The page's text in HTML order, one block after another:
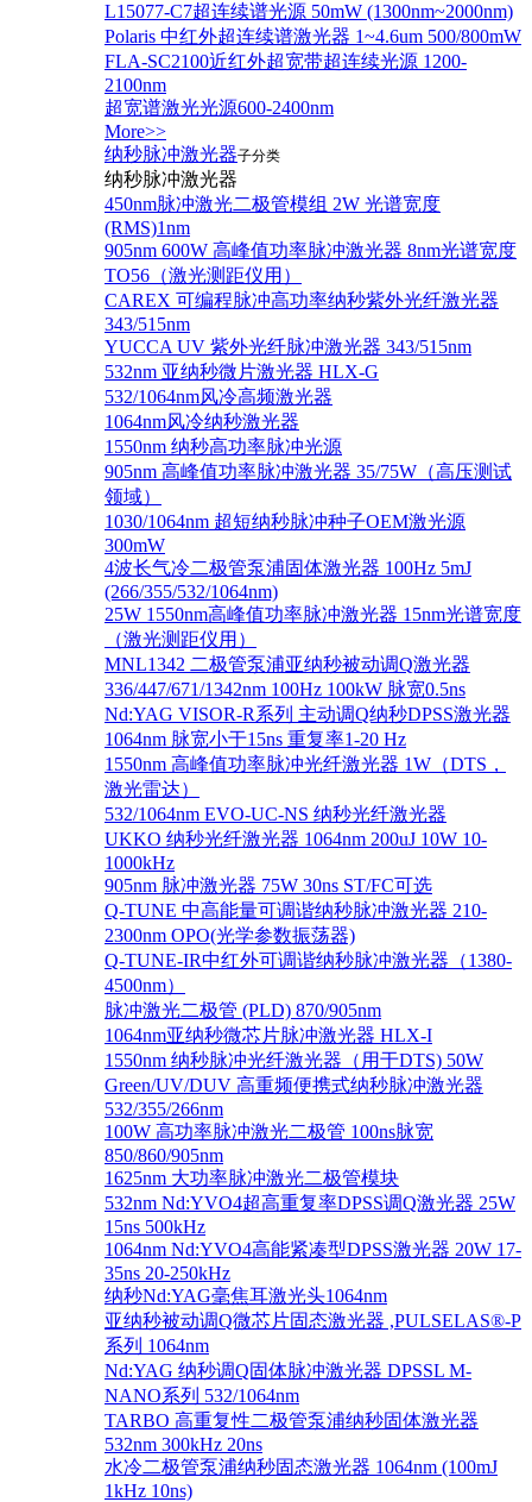
L15077-C7超连续谱光源 50mW (1300nm~2000nm)
Polaris 中红外超连续谱激光器 1~4.6um 500/800mW
FLA-SC2100近红外超宽带超连续光源 1200-
2100nm
超宽谱激光光源600-2400nm
More>>
纳秒脉冲激光器子分类
纳秒脉冲激光器
450nm脉冲激光二极管模组 2W 光谱宽度
(RMS)1nm
905nm 600W 高峰值功率脉冲激光器 8nm光谱宽度
TO56（激光测距仪用）
CAREX 可编程脉冲高功率纳秒紫外光纤激光器
343/515nm
YUCCA UV 紫外光纤脉冲激光器 343/515nm
532nm 亚纳秒微片激光器 HLX-G
532/1064nm风冷高频激光器
1064nm风冷纳秒激光器
1550nm 纳秒高功率脉冲光源
905nm 高峰值功率脉冲激光器 35/75W（高压测试
领域）
1030/1064nm 超短纳秒脉冲种子OEM激光源
300mW
4波长气冷二极管泵浦固体激光器 100Hz 5mJ
(266/355/532/1064nm)
25W 1550nm高峰值功率脉冲激光器 15nm光谱宽度
（激光测距仪用）
MNL1342 二极管泵浦亚纳秒被动调Q激光器
336/447/671/1342nm 100Hz 100kW 脉宽0.5ns
Nd:YAG VISOR-R系列 主动调Q纳秒DPSS激光器
1064nm 脉宽小于15ns 重复率1-20 Hz
1550nm 高峰值功率脉冲光纤激光器 1W（DTS，
激光雷达）
532/1064nm EVO-UC-NS 纳秒光纤激光器
UKKO 纳秒光纤激光器 1064nm 200uJ 10W 10-
1000kHz
905nm 脉冲激光器 75W 30ns ST/FC可选
Q-TUNE 中高能量可调谐纳秒脉冲激光器 210-
2300nm OPO(光学参数振荡器)
Q-TUNE-IR中红外可调谐纳秒脉冲激光器（1380-
4500nm）
脉冲激光二极管 (PLD) 870/905nm
1064nm亚纳秒微芯片脉冲激光器 HLX-I
1550nm 纳秒脉冲光纤激光器（用于DTS) 50W
Green/UV/DUV 高重频便携式纳秒脉冲激光器
532/355/266nm
100W 高功率脉冲激光二极管 100ns脉宽
850/860/905nm
1625nm 大功率脉冲激光二极管模块
532nm Nd:YVO4超高重复率DPSS调Q激光器 25W
15ns 500kHz
1064nm Nd:YVO4高能紧凑型DPSS激光器 20W 17-
35ns 20-250kHz
纳秒Nd:YAG毫焦耳激光头1064nm
亚纳秒被动调Q微芯片固态激光器 ,PULSELAS®-P
系列 1064nm
Nd:YAG 纳秒调Q固体脉冲激光器 DPSSL M-
NANO系列 532/1064nm
TARBO 高重复性二极管泵浦纳秒固体激光器
532nm 300kHz 20ns
水冷二极管泵浦纳秒固态激光器 1064nm (100mJ
1kHz 10ns)